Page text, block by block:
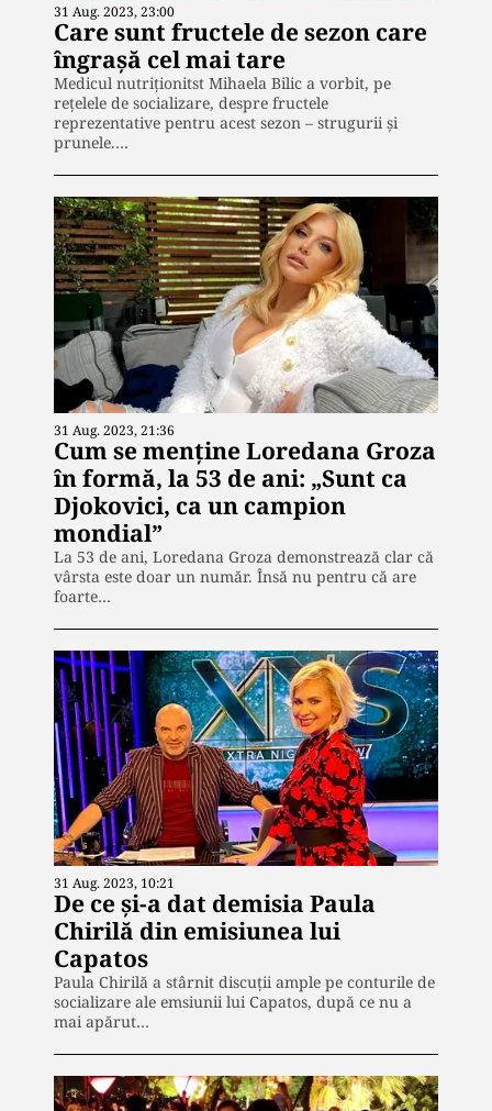
31 Aug. 2023, 23:00
Care sunt fructele de sezon care
îngrașă cel mai tare
Medicul nutriționitst Mihaela Bilic a vorbit, pe
rețelele de socializare, despre fructele
reprezentative pentru acest sezon – strugurii și
prunele.…
31 Aug. 2023, 21:36
Cum se menține Loredana Groza
în formă, la 53 de ani: „Sunt ca
Djokovici, ca un campion
mondial”
La 53 de ani, Loredana Groza demonstrează clar că
vârsta este doar un număr. Însă nu pentru că are
foarte…
31 Aug. 2023, 10:21
De ce și-a dat demisia Paula
Chirilă din emisiunea lui
Capatos
Paula Chirilă a stârnit discuții ample pe conturile de
socializare ale emsiunii lui Capatos, după ce nu a
mai apărut…